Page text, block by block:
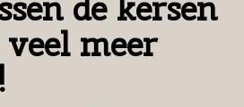
meer